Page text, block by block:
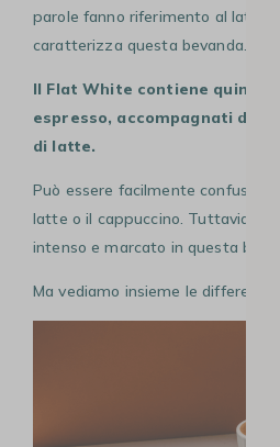
parole fanno riferimento al latte
caratterizza questa bevanda.
Il Flat White contiene quindi
espresso, accompagnati da
di latte.
Può essere facilmente confuso
latte o il cappuccino. Tuttavia, il
intenso e marcato in questa
Ma vediamo insieme le differenza